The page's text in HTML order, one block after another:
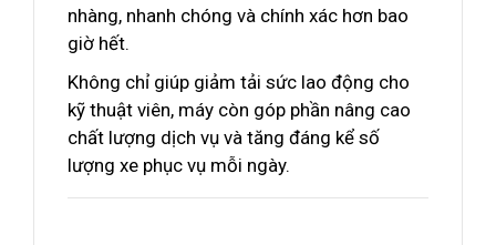
nhàng, nhanh chóng và chính xác hơn bao
giờ hết.
Không chỉ giúp giảm tải sức lao động cho
kỹ thuật viên, máy còn góp phần nâng cao
chất lượng dịch vụ và tăng đáng kể số
lượng xe phục vụ mỗi ngày.